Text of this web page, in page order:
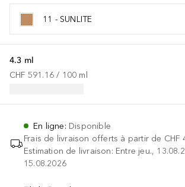
11 - SUNLITE
4.3 ml
CHF 591.16 / 100 ml
En ligne: Disponible
Frais de livraison offerts à partir de CHF
Estimation de livraison: Entre jeu.,
15.08.2026